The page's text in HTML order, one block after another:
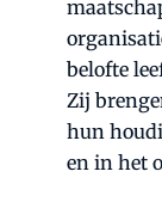
belofte
Zij
hun
en in het